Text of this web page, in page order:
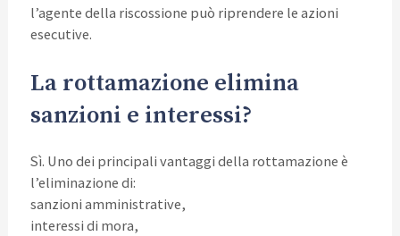
l’agente della riscossione può riprendere le azioni
esecutive.
La rottamazione elimina
sanzioni e interessi?
Sì. Uno dei principali vantaggi della rottamazione è
l’eliminazione di:
sanzioni amministrative,
interessi di mora,